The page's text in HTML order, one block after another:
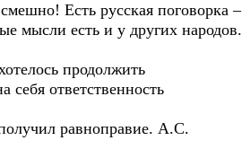
Есть русская поговорка –
мысли есть и у других народов.
продолжить
ответственность
равноправие. А.С.